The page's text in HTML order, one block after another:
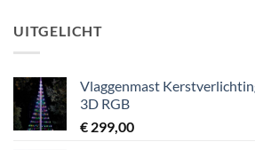
UITGELICHT
Vlaggenmast
3D RGB
€ 299,00